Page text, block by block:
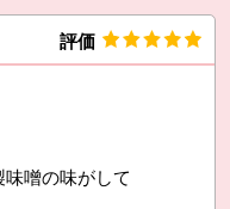
評価
噌の味がして